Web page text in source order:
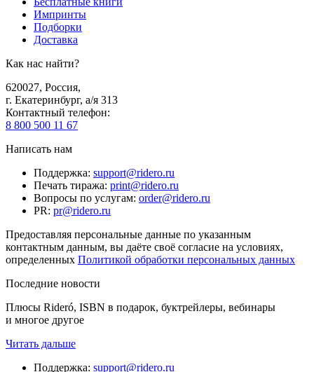
Импринты
Подборки
Доставка
Как нас найти?
620027, Россия,
г. Екатеринбург, а/я 313
Контактный телефон:
8 800 500 11 67
Написать нам
Поддержка: support@ridero.ru
Печать тиража: print@ridero.ru
Вопросы по услугам: order@ridero.ru
PR: pr@ridero.ru
Предоставляя персональные данные по указанным
контактным данным, вы даёте своё согласие на условиях,
определенных Политикой обработки персональных данных
Последние новости
Плюсы Rideró, ISBN в подарок, буктрейлеры, вебинары
и многое другое
Читать дальше
Поддержка: support@ridero.ru